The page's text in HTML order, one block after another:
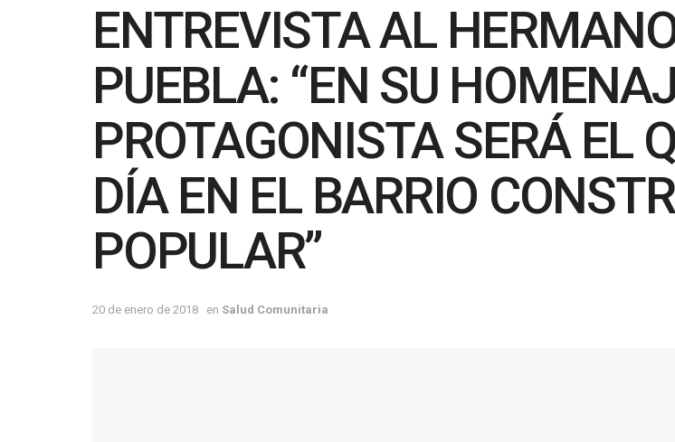
ENTREVISTA AL
PUEBLA: “EN SU
PROTAGONISTA SERÁ EL
DÍA EN EL BARRIO
POPULAR”
20 de enero de 2018 en Salud Comunitaria